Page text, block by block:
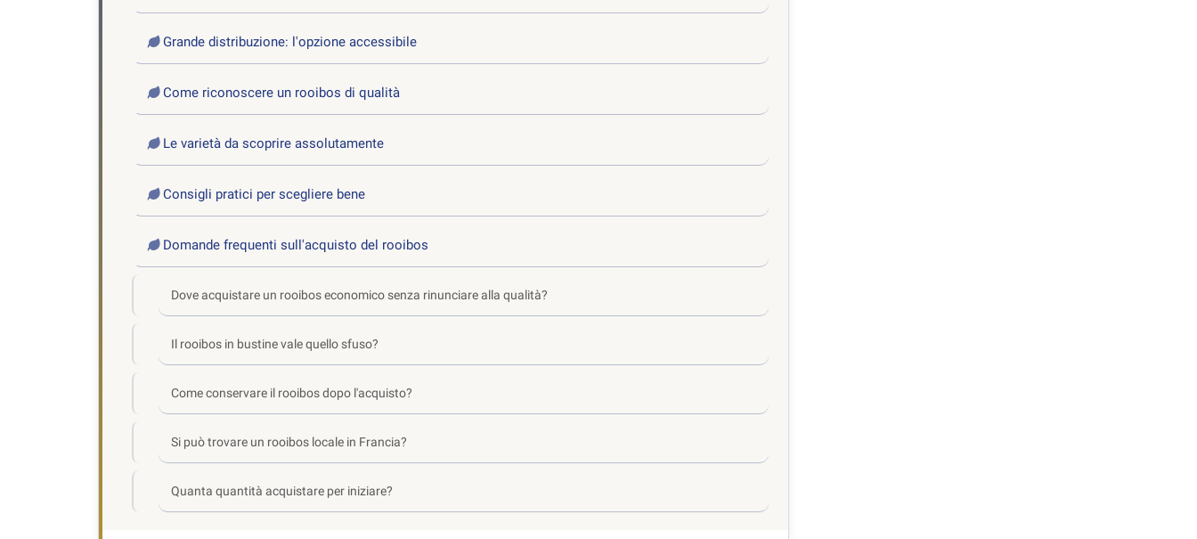
Grande distribuzione: l'opzione accessibile
Come riconoscere un rooibos di qualità
Le varietà da scoprire assolutamente
Consigli pratici per scegliere bene
Domande frequenti sull'acquisto del rooibos
Dove acquistare un rooibos economico senza rinunciare alla qualità?
Il rooibos in bustine vale quello sfuso?
Come conservare il rooibos dopo l'acquisto?
Si può trovare un rooibos locale in Francia?
Quanta quantità acquistare per iniziare?